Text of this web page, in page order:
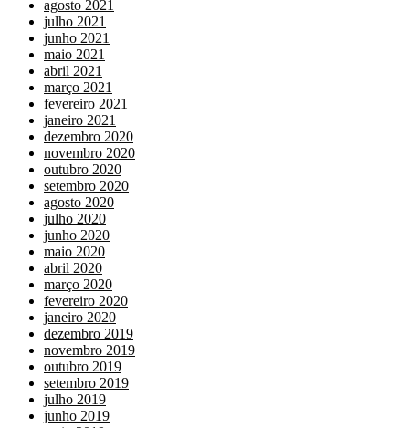
agosto 2021
julho 2021
junho 2021
maio 2021
abril 2021
março 2021
fevereiro 2021
janeiro 2021
dezembro 2020
novembro 2020
outubro 2020
setembro 2020
agosto 2020
julho 2020
junho 2020
maio 2020
abril 2020
março 2020
fevereiro 2020
janeiro 2020
dezembro 2019
novembro 2019
outubro 2019
setembro 2019
julho 2019
junho 2019